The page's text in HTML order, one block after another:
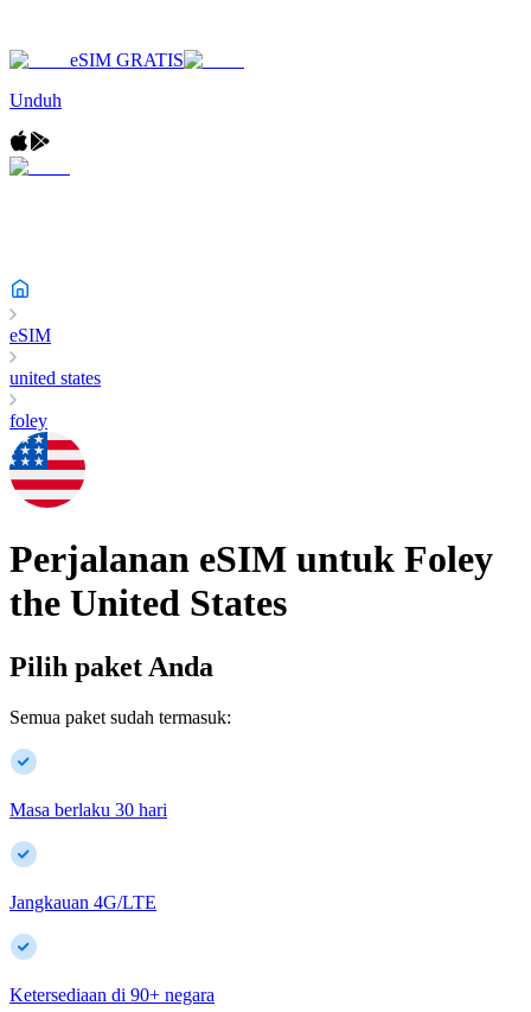
eSIM GRATIS
Unduh
eSIM
united states
foley
Perjalanan eSIM untuk Foley
the United States
Pilih paket Anda
Semua paket sudah termasuk:
Masa berlaku 30 hari
Jangkauan 4G/LTE
Ketersediaan di 90+ negara